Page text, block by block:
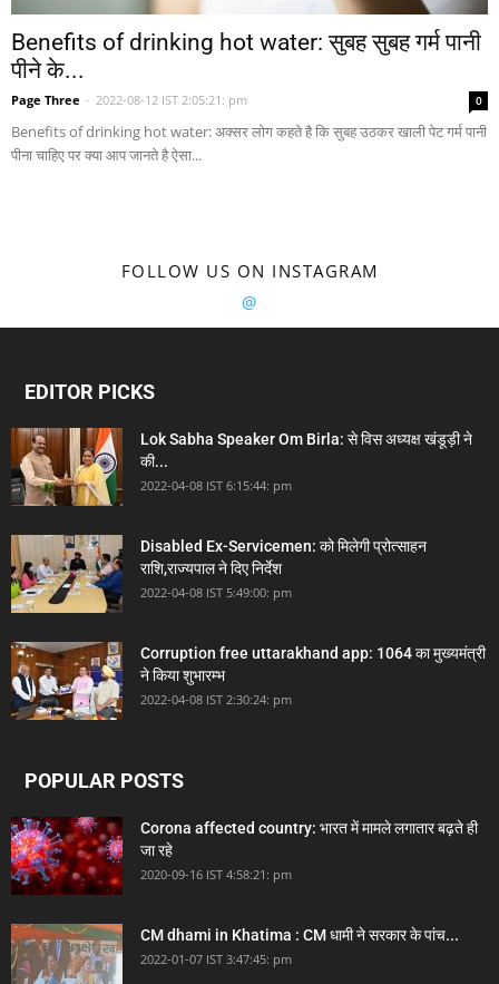
Benefits of drinking hot water: सुबह सुबह गर्म पानी
पीने के...
Page Three - 2022-08-12 IST 2:05:21: pm 0
Benefits of drinking hot water: अक्सर लोग कहते है कि सुबह उठकर खाली पेट गर्म पानी
पीना चाहिए पर क्या आप जानते है ऐसा...
FOLLOW US ON INSTAGRAM
@
EDITOR PICKS
Lok Sabha Speaker Om Birla: से विस अध्यक्ष खंडूड़ी ने
की...
2022-04-08 IST 6:15:44: pm
Disabled Ex-Servicemen: को मिलेगी प्रोत्साहन
राशि,राज्यपाल ने दिए निर्देश
2022-04-08 IST 5:49:00: pm
Corruption free uttarakhand app: 1064 का मुख्यमंत्री
ने किया शुभारम्भ
2022-04-08 IST 2:30:24: pm
POPULAR POSTS
Corona affected country: भारत में मामले लगातार बढ़ते ही
जा रहे
2020-09-16 IST 4:58:21: pm
CM dhami in Khatima : CM धामी ने सरकार के पांच...
2022-01-07 IST 3:47:45: pm